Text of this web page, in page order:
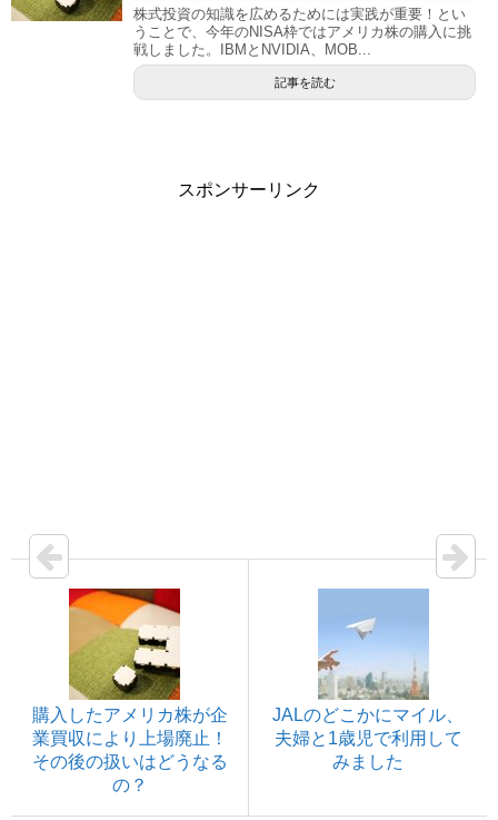
株式投資の知識を広めるためには実践が重要！とい
うことで、今年のNISA枠ではアメリカ株の購入に挑
戦しました。IBMとNVIDIA、MOB...
記事を読む
スポンサーリンク
購入したアメリカ株が企
業買収により上場廃止！
その後の扱いはどうなる
の？
JALのどこかにマイル、
夫婦と1歳児で利用して
みました